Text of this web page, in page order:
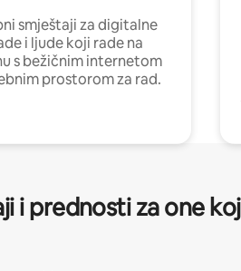
smještaji za digitalne
i ljude koji rade na
s bežičnim internetom
prostorom za rad.
i prednosti za one